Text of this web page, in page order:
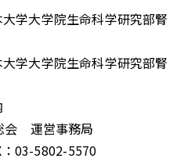
学大学院生命科学研究部腎
学大学院生命科学研究部腎
会 運営事務局
03-5802-5570